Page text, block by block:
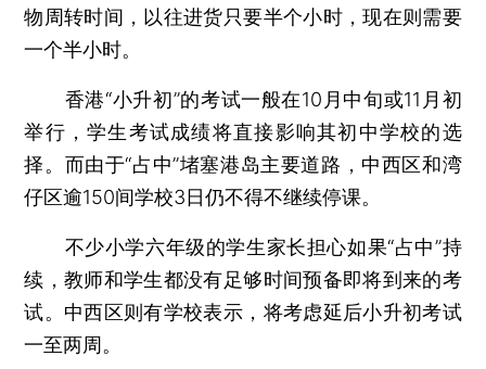
物周转时间，以往进货只要半个小时，现在则需要
一个半小时。
香港“小升初”的考试一般在10月中旬或11月初
举行，学生考试成绩将直接影响其初中学校的选
择。而由于“占中”堵塞港岛主要道路，中西区和湾
仔区逾150间学校3日仍不得不继续停课。
不少小学六年级的学生家长担心如果“占中”持
续，教师和学生都没有足够时间预备即将到来的考
试。中西区则有学校表示，将考虑延后小升初考试
一至两周。